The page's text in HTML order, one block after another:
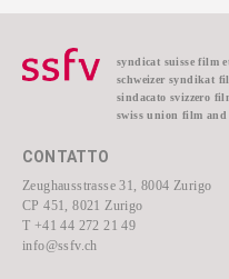
syndicat suisse film
schweizer syndikat
sindacato svizzero
swiss union film and
CONTATTO
Zeughausstrasse 31, 8004 Zurigo
CP 451, 8021 Zurigo
T +41 44 272 21 49
info@ssfv.ch